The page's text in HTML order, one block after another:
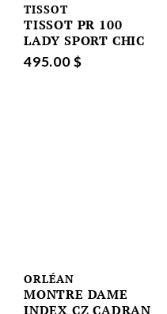
TISSOT
TISSOT PR 100
LADY SPORT CHIC
495.00 $
ORLÉAN
MONTRE DAME
INDEX CZ CADRAN